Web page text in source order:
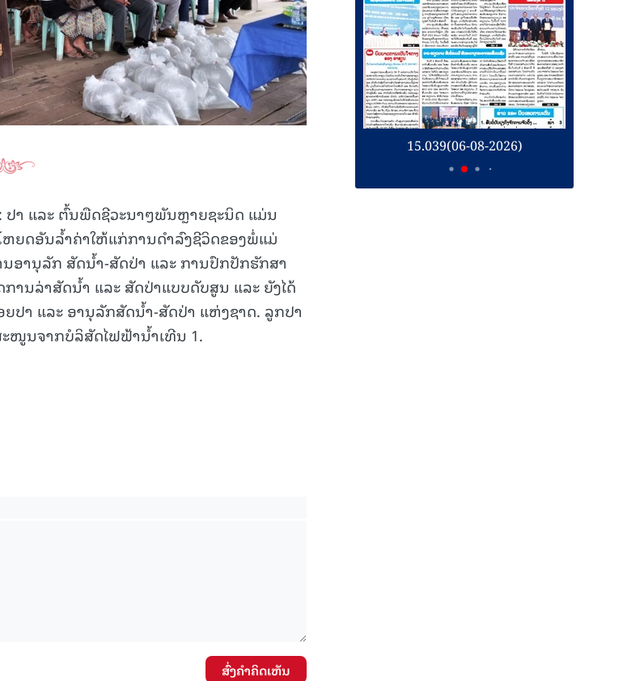
ປາ ແລະ ຕົ້ນພືດຊີວະນາໆພັນຫຼາຍຊະນິດ ແມ່ນ
ຍດອັນລ້ຳຄ່າໃຫ້ແກ່ການດຳລົງຊີວິດຂອງພໍ່ແມ່
ນອານຸລັກ ສັດນ້ຳ-ສັດປ່າ ແລະ ການປົກປັກຮັກສາ
ານລ່າສັດນ້ຳ ແລະ ສັດປ່າແບບດັບສູນ ແລະ ຍັງໄດ້
ປາ ແລະ ອານຸລັກສັດນ້ຳ-ສັດປ່າ ແຫ່ງຊາດ. ລູກປາ
ໜູນຈາກບໍລິສັດໄຟຟ້ານ້ຳເທີນ 1.
ສົ່ງຄໍາຄິດເຫັນ
15.039(06-08-2026)